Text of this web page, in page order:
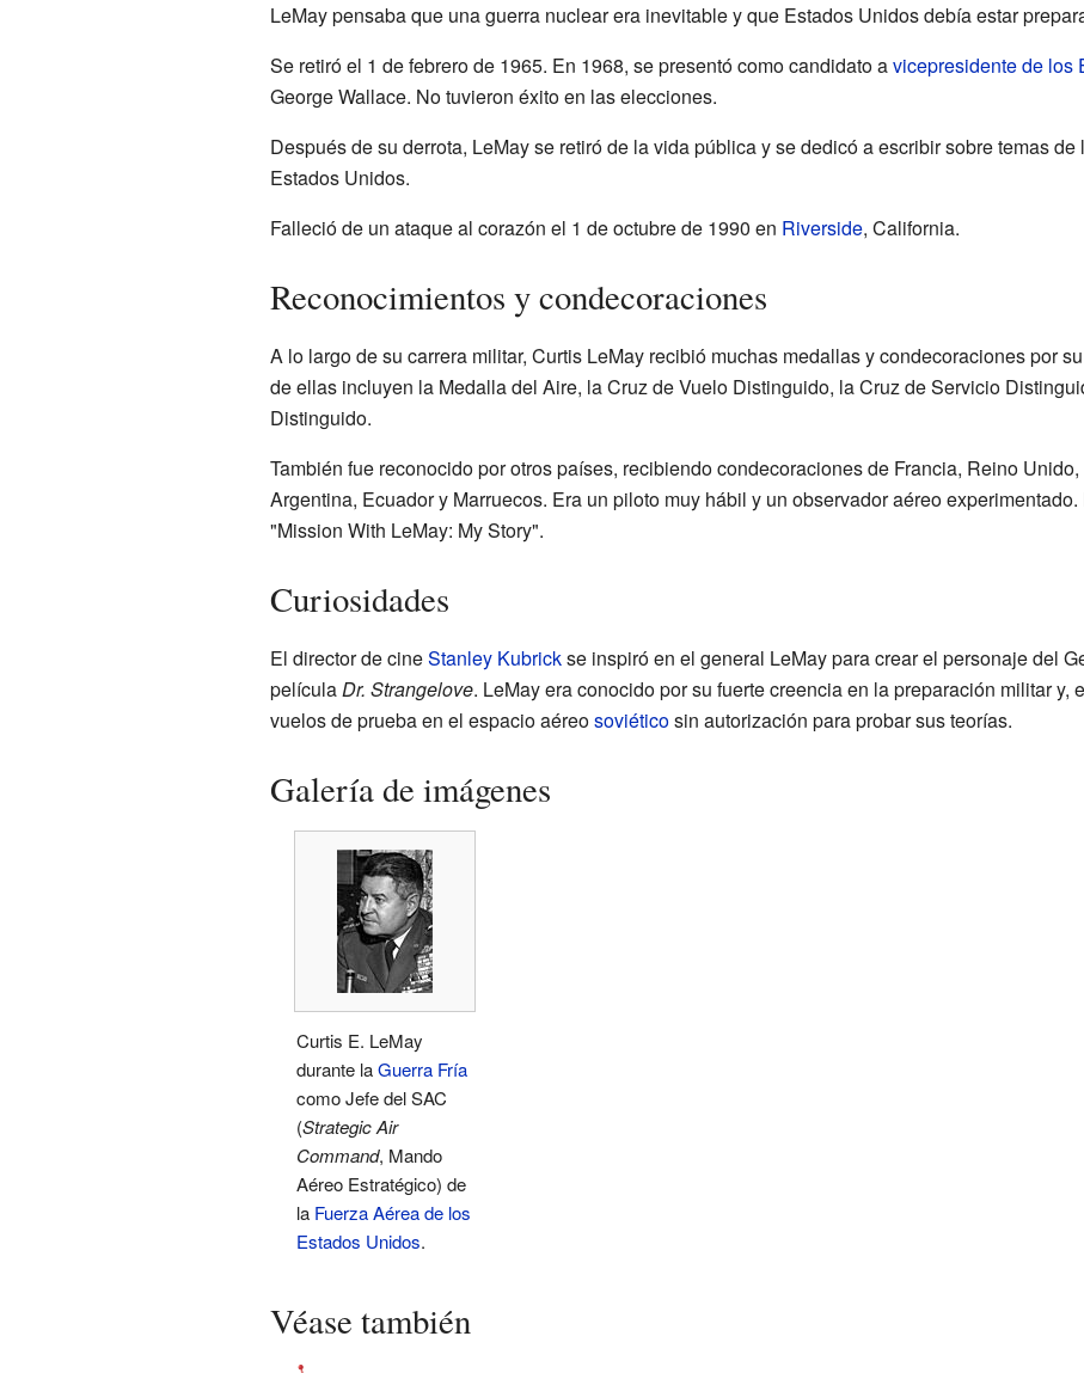
LeMay pensaba que una guerra nuclear era inevitable y que Estados Unidos debía estar
Se retiró el 1 de febrero de 1965. En 1968, se presentó como candidato avicepresidente de los
George Wallace. No tuvieron éxito en las elecciones.
Después de su derrota, LeMay se retiró de la vida pública y se dedicó a escribir sobre temas
Estados Unidos.
Falleció de un ataque al corazón el 1 de octubre de 1990 en Riverside, California.
Reconocimientos y condecoraciones
A lo largo de su carrera militar, Curtis LeMay recibió muchas medallas y condecoraciones por
de ellas incluyen la Medalla del Aire, la Cruz de Vuelo Distinguido, la Cruz de Servicio
Distinguido.
También fue reconocido por otros países, recibiendo condecoraciones de Francia, Reino
Argentina, Ecuador y Marruecos. Era un piloto muy hábil y un observador aéreo
"Mission With LeMay: My Story".
Curiosidades
El director de cineStanley Kubrickse inspiró en el general LeMay para crear el personaje del
películaDr. Strangelove. LeMay era conocido por su fuerte creencia en la preparación militar y,
vuelos de prueba en el espacio aéreosoviéticosin autorización para probar sus teorías.
Galería de imágenes
Curtis E. LeMay
durante laGuerra Fría
como Jefe del SAC
(Strategic Air
Command, Mando
Aéreo Estratégico) de
la Fuerza Aérea de los
Estados Unidos.
Véase también